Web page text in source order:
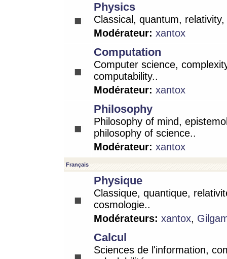
Physics
Classical, quantum,
Modérateur: xantox
Computation
Computer science,
computability..
Modérateur: xantox
Philosophy
Philosophy of mind,
philosophy of science..
Modérateur: xantox
Français
Physique
Classique, quantique,
cosmologie..
Modérateurs: xantox,
Calcul
Sciences de l'information,